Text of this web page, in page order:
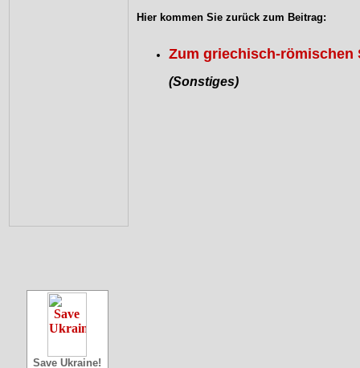
Save Ukraine!
Hier kommen Sie zurück zum Beitrag:
Zum griechisch-römischen
(Sonstiges)